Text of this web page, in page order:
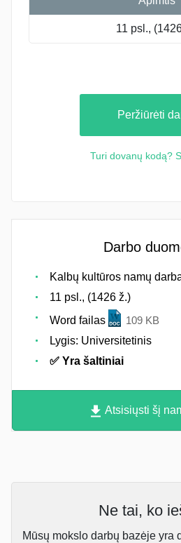
11 psl.,
Peržiūrėti
Turi dovanų kodą?
Darbo
Kalbų kultūros namų
11 psl., (1426 ž.)
Word failas
109 KB
Lygis: Universitetinis
✅ Yra šaltiniai
Atsisiųsti šį
Ne tai, ko
Mūsų mokslo darbų bazėje yra